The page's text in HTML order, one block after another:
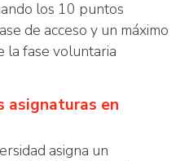
los 10 puntos
de acceso y un máximo
la fase voluntaria
asignaturas en
asigna un